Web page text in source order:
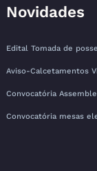
Novidades
Edital Tomada de posse
Aviso-Calcetamentos
Convocatória
Convocatória mesas